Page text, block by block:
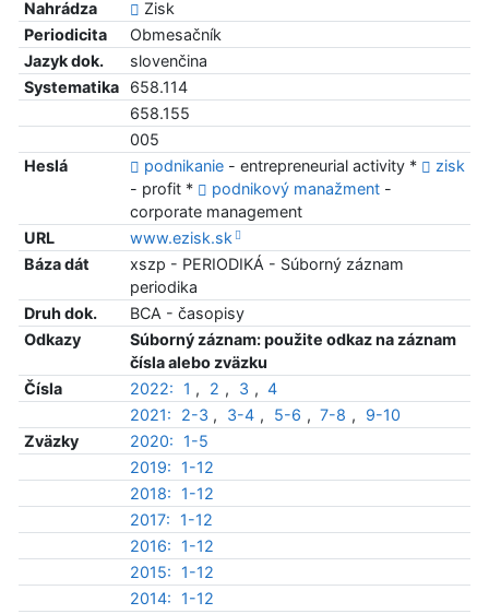
Nahrádza
Zisk
Periodicita
Obmesačník
Jazyk dok.
slovenčina
Systematika
658.114
658.155
005
Heslá
podnikanie- entrepreneurial activity *
zisk
- profit *
podnikový manažment-
corporate management
URL
www.ezisk.sk
Báza dát
xszp - PERIODIKÁ - Súborný záznam
periodika
Druh dok.
BCA - časopisy
Odkazy
Súborný záznam: použite odkaz na záznam
čísla alebo zväzku
Čísla
2022: 1 , 2 , 3 , 4
2021:
2-3 , 3-4 , 5-6 , 7-8 ,
9-10
Zväzky
2020:
1-5
2019:
1-12
2018:
1-12
2017:
1-12
2016:
1-12
2015:
1-12
2014:
1-12